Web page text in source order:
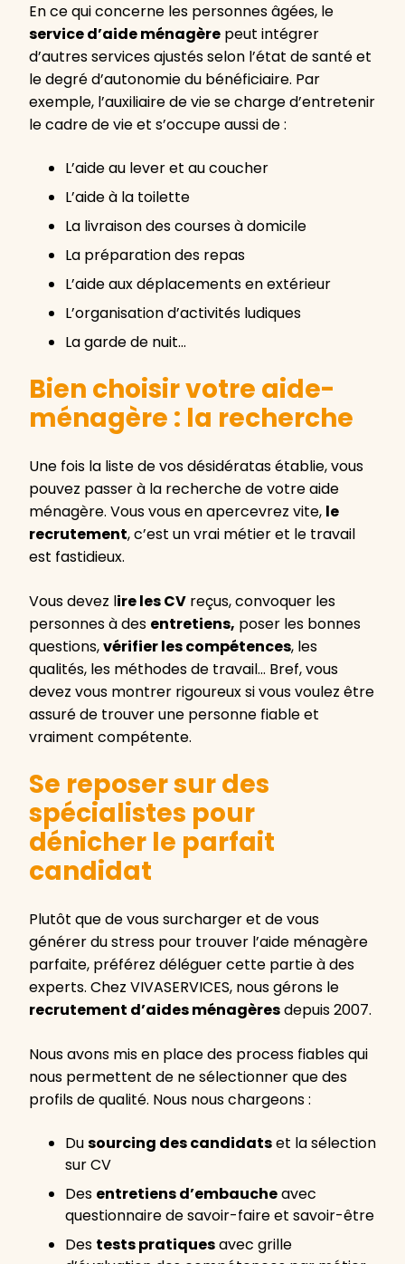
En ce qui concerne les personnes âgées, le
service d’aide ménagère peut intégrer
d’autres services ajustés selon l’état de santé et
le degré d’autonomie du bénéficiaire. Par
exemple, l’auxiliaire de vie se charge d’entretenir
le cadre de vie et s’occupe aussi de :
L’aide au lever et au coucher
L’aide à la toilette
La livraison des courses à domicile
La préparation des repas
L’aide aux déplacements en extérieur
L’organisation d’activités ludiques
La garde de nuit…
Bien choisir votre aide-
ménagère : la recherche
Une fois la liste de vos désidératas établie, vous
pouvez passer à la recherche de votre aide
ménagère. Vous vous en apercevrez vite, le
recrutement, c’est un vrai métier et le travail
est fastidieux.
Vous devez lire les CV reçus, convoquer les
personnes à des entretiens, poser les bonnes
questions,vérifier les compétences, les
qualités, les méthodes de travail… Bref, vous
devez vous montrer rigoureux si vous voulez être
assuré de trouver une personne fiable et
vraiment compétente.
Se reposer sur des
spécialistes pour
dénicher le parfait
candidat
Plutôt que de vous surcharger et de vous
générer du stress pour trouver l’aide ménagère
parfaite, préférez déléguer cette partie à des
experts. Chez VIVASERVICES, nous gérons le
recrutement d’aides ménagèresdepuis 2007.
Nous avons mis en place des process fiables qui
nous permettent de ne sélectionner que des
profils de qualité. Nous nous chargeons :
Dusourcing des candidatset la sélection
sur CV
Des entretiens d’embaucheavec
questionnaire de savoir-faire et savoir-être
Des tests pratiquesavec grille